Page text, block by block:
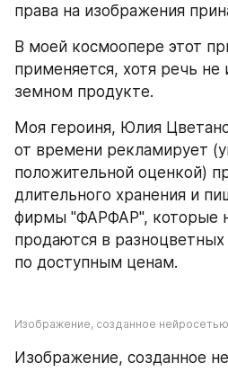
права на изображения
В моей космоопере этот
применяется, хотя речь
земном продукте.
Моя героиня, Юлия
от времени рекламирует
положительной оценкой)
длительного хранения и
фирмы "ФАРФАР", которые
продаются в
по доступным ценам.
Изображение, созданное
Изображение, созданное